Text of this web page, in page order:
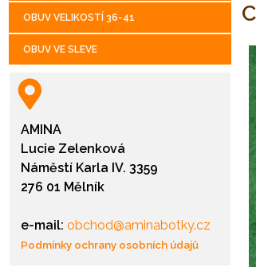
OBUV VELIKOSTÍ 36-41
OBUV VE SLEVE
AMINA
Lucie Zelenková
Náměstí Karla IV. 3359
276 01 Mělník
e-mail: obchod@aminabotky.cz
Podmínky ochrany osobních údajů